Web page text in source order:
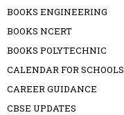
BOOKS ENGINEERING
BOOKS NCERT
BOOKS POLYTECHNIC
CALENDAR FOR SCHOOLS
CAREER GUIDANCE
CBSE UPDATES